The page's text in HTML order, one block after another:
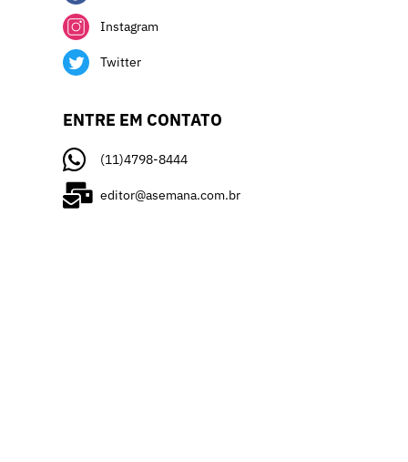
Instagram
Twitter
ENTRE EM CONTATO
(11)4798-8444
editor@asemana.com.br